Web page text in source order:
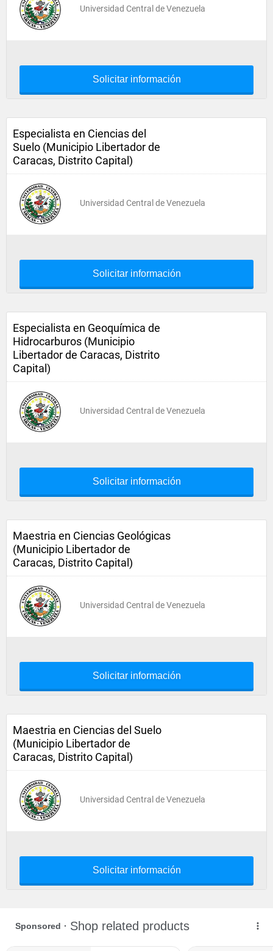
Universidad Central de Venezuela
Solicitar información
Especialista en Ciencias del
Suelo (Municipio Libertador de
Caracas, Distrito Capital)
Universidad Central de Venezuela
Solicitar información
Especialista en Geoquímica de
Hidrocarburos (Municipio
Libertador de Caracas, Distrito
Capital)
Universidad Central de Venezuela
Solicitar información
Maestria en Ciencias Geológicas
(Municipio Libertador de
Caracas, Distrito Capital)
Universidad Central de Venezuela
Solicitar información
Maestria en Ciencias del Suelo
(Municipio Libertador de
Caracas, Distrito Capital)
Universidad Central de Venezuela
Solicitar información